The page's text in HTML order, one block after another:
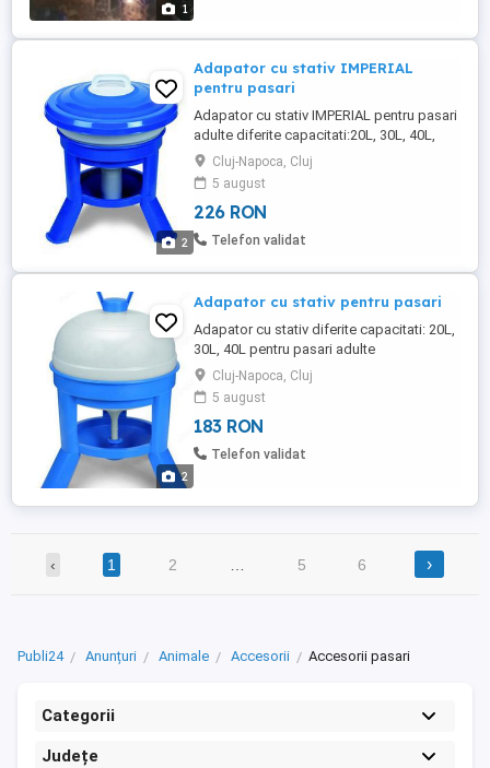
1
2
Adapator cu stativ IMPERIAL
pentru pasari
Adapator cu stativ IMPERIAL pentru pasari
adulte diferite capacitati:20L, 30L, 40L,
50L, faricat in Spania din plastic durabil.
Descriere:Adapatorul este fabricat in
Spania din plastic de buna calitate
rezistent la razele UV. Alimentarea
adapatorului se face cu usurinta prin
Cluj-Napoca, Cluj
5 august
226 RON
Telefon validat
2
Adapator cu stativ pentru pasari
Adapator cu stativ diferite capacitati: 20L,
30L, 40L pentru pasari adulte
Descriere:Adapator cu stativ fabricat in
Spania din plastic durabil cu diferite
capacitai: 20L, 30L, 40L. Datorita faptului
ca adapatoarea este prevazuta cu trepied,
apa va fi in permanenta curata si lipsita de
Cluj-Napoca, Cluj
5 august
183 RON
Telefon validat
‹ 1 2 5 6 ›
Publi24 Anunțuri Animale Accesorii Accesorii pasari
Categorii
Județe